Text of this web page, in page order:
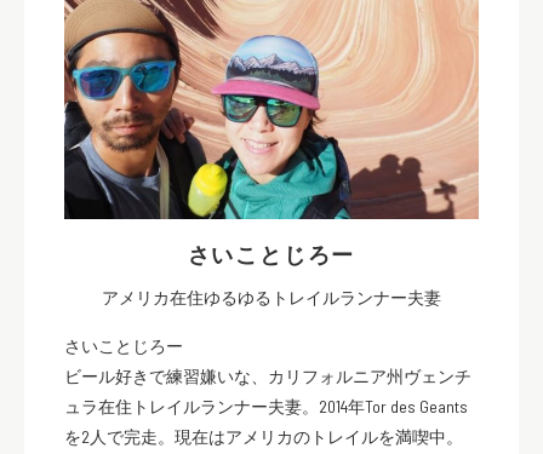
さいことじろー
アメリカ在住ゆるゆるトレイルランナー夫妻
さいことじろー
ビール好きで練習嫌いな、カリフォルニア州ヴェンチ
ュラ在住トレイルランナー夫妻。2014年Tor des Geants
を2人で完走。現在はアメリカのトレイルを満喫中。